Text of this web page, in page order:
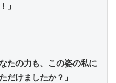
」
たの力も、この姿の私に
だけましたか？」